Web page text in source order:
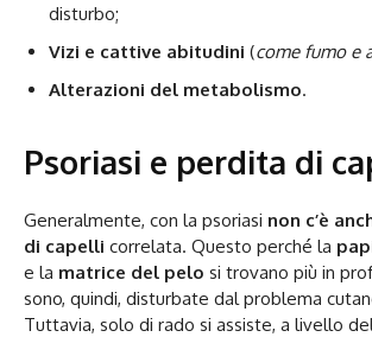
disturbo;
Vizi e cattive abitudini (come fumo e
Alterazioni del metabolismo.
Psoriasi e perdita di
Generalmente, con la psoriasi non c’è
di capelli correlata. Questo perché la
e la matrice del pelo si trovano più in
sono, quindi, disturbate dal problema
Tuttavia, solo di rado si assiste, a livello